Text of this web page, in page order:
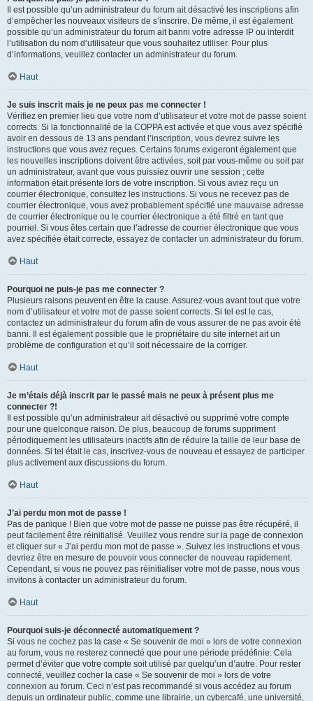
Il est possible qu’un administrateur du forum ait désactivé les inscriptions afin
d’empêcher les nouveaux visiteurs de s’inscrire. De même, il est également
possible qu’un administrateur du forum ait banni votre adresse IP ou interdit
l’utilisation du nom d’utilisateur que vous souhaitez utiliser. Pour plus
d’informations, veuillez contacter un administrateur du forum.
Haut
Je suis inscrit mais je ne peux pas me connecter !
Vérifiez en premier lieu que votre nom d’utilisateur et votre mot de passe soient
corrects. Si la fonctionnalité de la COPPA est activée et que vous avez spécifié
avoir en dessous de 13 ans pendant l’inscription, vous devrez suivre les
instructions que vous avez reçues. Certains forums exigeront également que
les nouvelles inscriptions doivent être activées, soit par vous-même ou soit par
un administrateur, avant que vous puissiez ouvrir une session ; cette
information était présente lors de votre inscription. Si vous aviez reçu un
courrier électronique, consultez les instructions. Si vous ne recevez pas de
courrier électronique, vous avez probablement spécifié une mauvaise adresse
de courrier électronique ou le courrier électronique a été filtré en tant que
pourriel. Si vous êtes certain que l’adresse de courrier électronique que vous
avez spécifiée était correcte, essayez de contacter un administrateur du forum.
Haut
Pourquoi ne puis-je pas me connecter ?
Plusieurs raisons peuvent en être la cause. Assurez-vous avant tout que votre
nom d’utilisateur et votre mot de passe soient corrects. Si tel est le cas,
contactez un administrateur du forum afin de vous assurer de ne pas avoir été
banni. Il est également possible que le propriétaire du site internet ait un
problème de configuration et qu’il soit nécessaire de la corriger.
Haut
Je m’étais déjà inscrit par le passé mais ne peux à présent plus me
connecter ?!
Il est possible qu’un administrateur ait désactivé ou supprimé votre compte
pour une quelconque raison. De plus, beaucoup de forums suppriment
périodiquement les utilisateurs inactifs afin de réduire la taille de leur base de
données. Si tel était le cas, inscrivez-vous de nouveau et essayez de participer
plus activement aux discussions du forum.
Haut
J’ai perdu mon mot de passe !
Pas de panique ! Bien que votre mot de passe ne puisse pas être récupéré, il
peut facilement être réinitialisé. Veuillez vous rendre sur la page de connexion
et cliquer sur « J’ai perdu mon mot de passe ». Suivez les instructions et vous
devriez être en mesure de pouvoir vous connecter de nouveau rapidement.
Cependant, si vous ne pouvez pas réinitialiser votre mot de passe, nous vous
invitons à contacter un administrateur du forum.
Haut
Pourquoi suis-je déconnecté automatiquement ?
Si vous ne cochez pas la case « Se souvenir de moi » lors de votre connexion
au forum, vous ne resterez connecté que pour une période prédéfinie. Cela
permet d’éviter que votre compte soit utilisé par quelqu’un d’autre. Pour rester
connecté, veuillez cocher la case « Se souvenir de moi » lors de votre
connexion au forum. Ceci n’est pas recommandé si vous accédez au forum
depuis un ordinateur public, comme une librairie, un cybercafé, une université,